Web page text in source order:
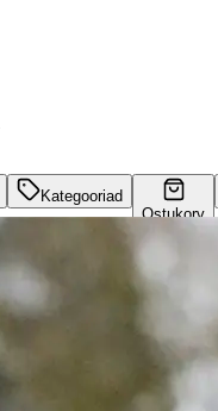
Kategooriad
Ostukorv